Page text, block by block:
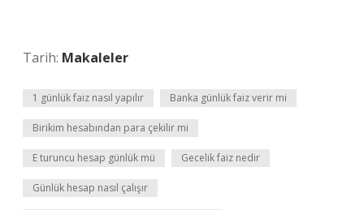
Tarih: Makaleler
1 günlük faiz nasıl yapılır Banka günlük faiz verir mi
Birikim hesabından para çekilir mi
E turuncu hesap günlük mü Gecelik faiz nedir
Günlük hesap nasıl çalışır